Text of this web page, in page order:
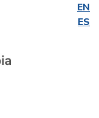
EN
ES